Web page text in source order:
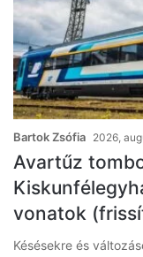
Bartok Zsófia 2026,
Avartűz
vonatok
Késésekre és